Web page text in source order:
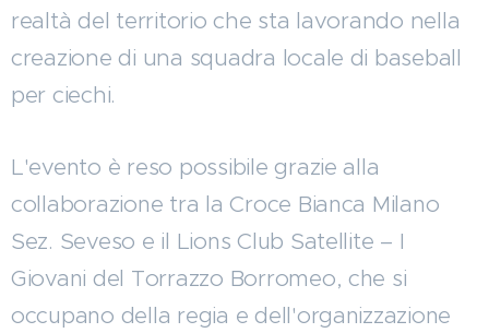
realtà del territorio che sta lavorando nella
creazione di una squadra locale di baseball
per ciechi.
L'evento è reso possibile grazie alla
collaborazione tra la Croce Bianca Milano
Sez. Seveso e il Lions Club Satellite – I
Giovani del Torrazzo Borromeo, che si
occupano della regia e dell'organizzazione